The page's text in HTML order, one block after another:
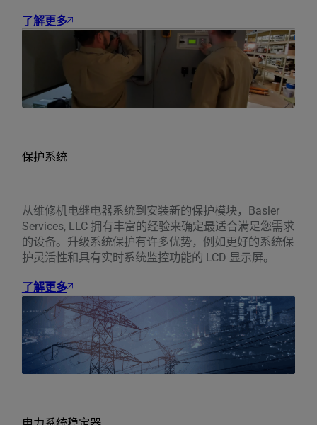
了解更多
保护系统
从维修机电继电器系统到安装新的保护模块，Basler
Services, LLC 拥有丰富的经验来确定最适合满足您需求
的设备。升级系统保护有许多优势，例如更好的系统保
护灵活性和具有实时系统监控功能的 LCD 显示屏。
了解更多